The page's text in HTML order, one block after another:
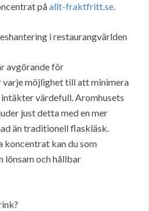
påallt-fraktfritt.se.
i restaurangvärlden
avgörande för
varje möjlighet till att minimera
värdefull. Aromhusets
just detta med en mer
än traditionell flaskläsk.
koncentrat kan du som
lönsam och hållbar